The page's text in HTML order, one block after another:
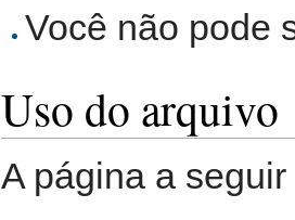
Você não pode
Uso do arquivo
A página a